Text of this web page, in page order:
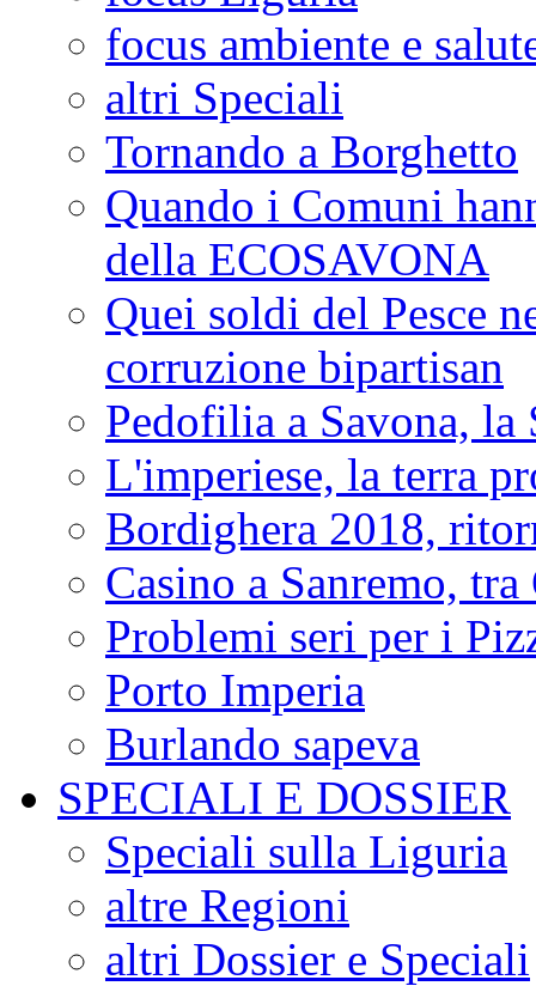
focus ambiente e
altri Speciali
Tornando a Borghetto
Quando i Comuni
della ECOSAVONA
Quei soldi del Pesce
corruzione bipartisan
Pedofilia a Savona, la
L'imperiese, la terra
Bordighera 2018,
Casino a Sanremo,
Problemi seri per i
Porto Imperia
Burlando sapeva
SPECIALI E DOSSIER
Speciali sulla Liguria
altre Regioni
altri Dossier e Speciali